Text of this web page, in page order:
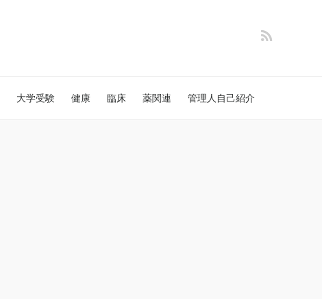
大学受験 健康 臨床 薬関連 管理人自己紹介